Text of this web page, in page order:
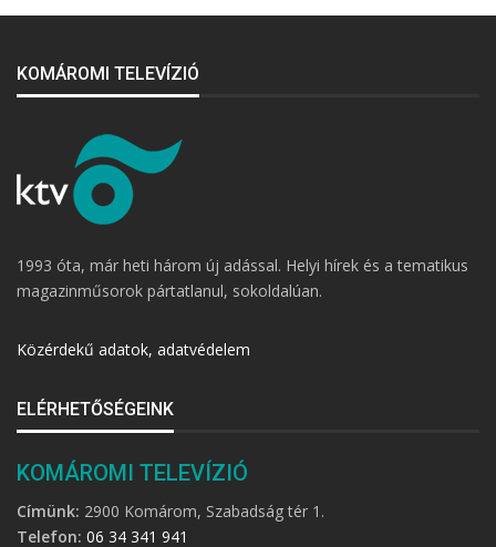
KOMÁROMI TELEVÍZIÓ
1993 óta, már heti három új adással. Helyi hírek és a tematikus
magazinműsorok pártatlanul, sokoldalúan.
Közérdekű adatok, adatvédelem
ELÉRHETŐSÉGEINK
KOMÁROMI TELEVÍZIÓ
Címünk: 2900 Komárom, Szabadság tér 1.
Telefon: 06 34 341 941